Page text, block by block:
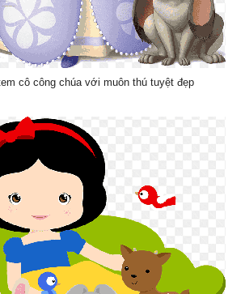
cô công chúa với muôn thú tuyệt đẹp